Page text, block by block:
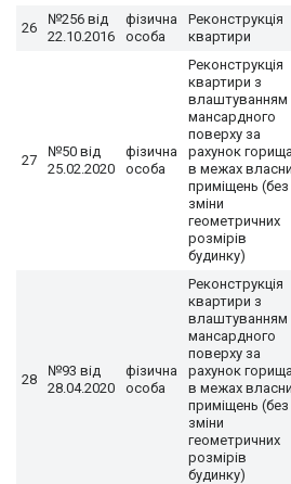
26
№256 від
22.10.2016
фізична
особа
Реконструкція
квартири
27
№50 від
25.02.2020
фізична
особа
Реконструкція
квартири з
влаштуванням
мансардного
поверху за
рахунок горища
в межах
приміщень (без
зміни
геометричних
розмірів
будинку)
28
№93 від
28.04.2020
фізична
особа
Реконструкція
квартири з
влаштуванням
мансардного
поверху за
рахунок горища
в межах
приміщень (без
зміни
геометричних
розмірів
будинку)